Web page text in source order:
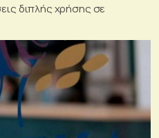
διπλής χρήσης σε